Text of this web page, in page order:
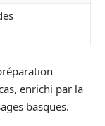
enrichi par la
basques.